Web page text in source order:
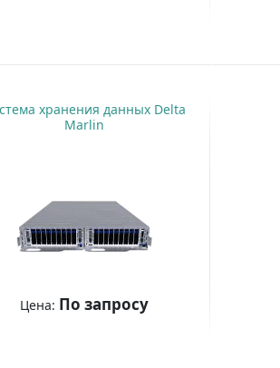
хранения данных Delta
Marlin
Цена: По запросу